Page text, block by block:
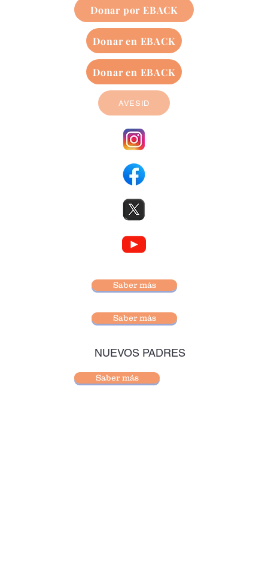
Donar por EBACK
Donar en EBACK
Donar en EBACK
AVESID
Saber más
Saber más
NUEVOS PADRES
Saber más